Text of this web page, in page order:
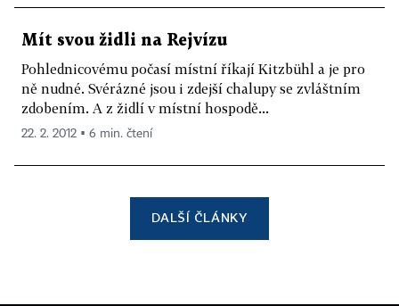
Mít svou židli na Rejvízu
Pohlednicovému počasí místní říkají Kitzbühl a je pro
ně nudné. Svérázné jsou i zdejší chalupy se zvláštním
zdobením. A z židlí v místní hospodě...
22. 2. 2012 ▪ 6 min. čtení
DALŠÍ ČLÁNKY